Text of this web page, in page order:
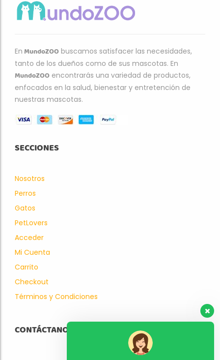
En MundoZOO buscamos satisfacer las necesidades,
tanto de los dueños como de sus mascotas. En
MundoZOO encontrarás una variedad de productos,
enfocados en la salud, bienestar y entretención de
nuestras mascotas.
SECCIONES
Nosotros
Perros
Gatos
PetLovers
Acceder
Mi Cuenta
Carrito
Checkout
Términos y Condiciones
CONTÁCTANOS